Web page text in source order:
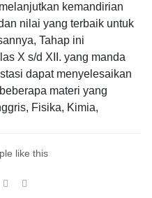
kemandirian
nilai yang terbaik untuk
Tahap ini
X s/d XII. yang manda
dapat menyelesaikan
materi yang
Fisika, Kimia,
like this